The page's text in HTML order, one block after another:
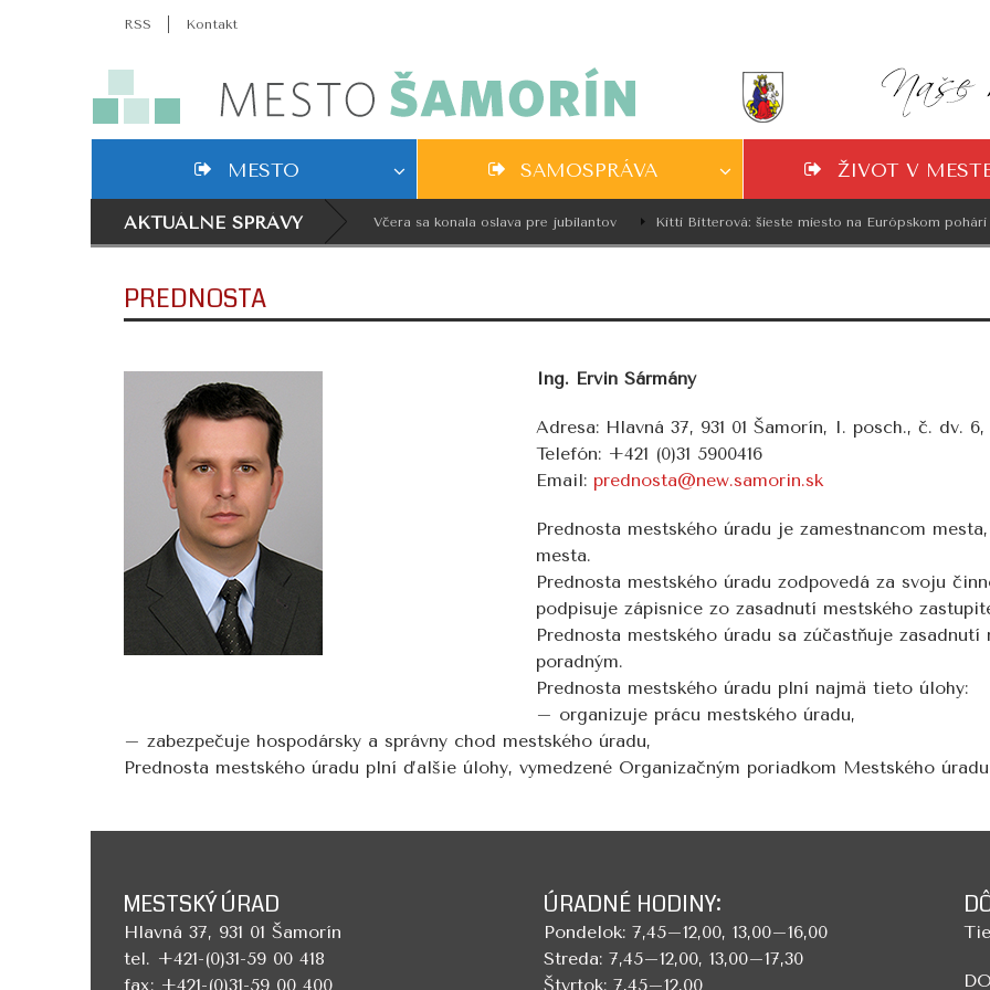
RSS Kontakt
MESTO SAMOSPRÁVA ŽIVOT V
AKTUÁLNE SPRÁVY Včera sa konala oslava pre jubilantov Kitti Bitterová: šieste miesto na Európskom pohári v
PREDNOSTA
Ing. Ervin Sármány
Adresa: Hlavná 37, 931 01 Šamorín, I. posch., č. dv. 6,
Telefón: +421 (0)31 5900416
Email: prednosta@new.samorin.sk
Prednosta mestského úradu je zamestnancom
mesta.
Prednosta mestského úradu zodpovedá za svoju
podpisuje zápisnice zo zasadnutí mestského
Prednosta mestského úradu sa zúčastňuje
poradným.
Prednosta mestského úradu plní najmä tieto úlohy:
– organizuje prácu mestského úradu,
– zabezpečuje hospodársky a správny chod mestského úradu,
Prednosta mestského úradu plní ďalšie úlohy, vymedzené Organizačným poriadkom Mestského
MESTSKÝ ÚRAD
Hlavná 37, 931 01 Šamorín
tel. +421-(0)31-59 00 418
fax: +421-(0)31-59 00 400
ÚRADNÉ HODINY:
Pondelok: 7,45–12,00, 13,00–16,00
Streda: 7,45–12,00, 13,00–17,30
Štvrtok: 7,45–12,00